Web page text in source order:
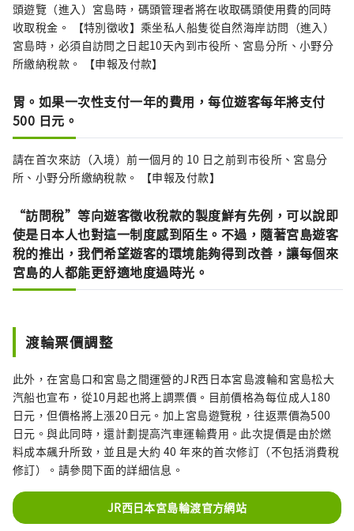
頭遊覽（進入）宮島時，碼頭管理者將在收取碼頭使用費的同時
收取稅金。 【特別徵收】乘坐私人船隻從自然海岸訪問（進入）
宮島時，必須自訪問之日起10天內到市役所、宮島分所、小野分
所繳納稅款。 【申報及付款】
胃。如果一次性支付一年的費用，每位遊客每年將支付
500 日元。
請在首次來訪（入境）前一個月的 10 日之前到市役所、宮島分
所、小野分所繳納稅款。 【申報及付款】
“訪問稅”等向遊客徵收稅款的製度鮮有先例，可以說即
使是日本人也對這一制度感到陌生。不過，隨著宮島遊客
稅的推出，我們希望遊客的環境能夠得到改善，讓每個來
宮島的人都能更舒適地度過時光。
渡輪票價調整
此外，在宮島口和宮島之間運營的JR西日本宮島渡輪和宮島松大
汽船也宣布，從10月起也將上調票價。目前價格為每位成人180
日元，但價格將上漲20日元。加上宮島遊覽稅，往返票價為500
日元。與此同時，還計劃提高汽車運輸費用。此次提價是由於燃
料成本飆升所致，並且是大約 40 年來的首次修訂（不包括消費稅
修訂）。請參閱下面的詳細信息。
JR西日本宮島輪渡官方網站